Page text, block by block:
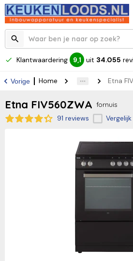
Klantwaardering 9,1 uit 34.055
Vorige Home Etna
Etna FIV560ZWA fornuis
91 reviews